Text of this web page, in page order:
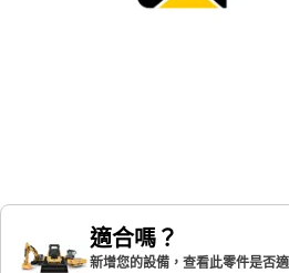
適合嗎？
新增您的設備，查看此零件是否